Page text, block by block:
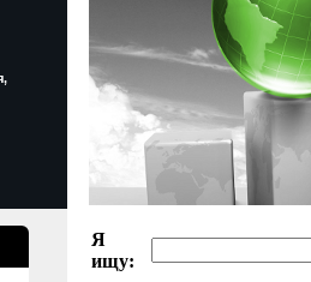
Я
ищу: